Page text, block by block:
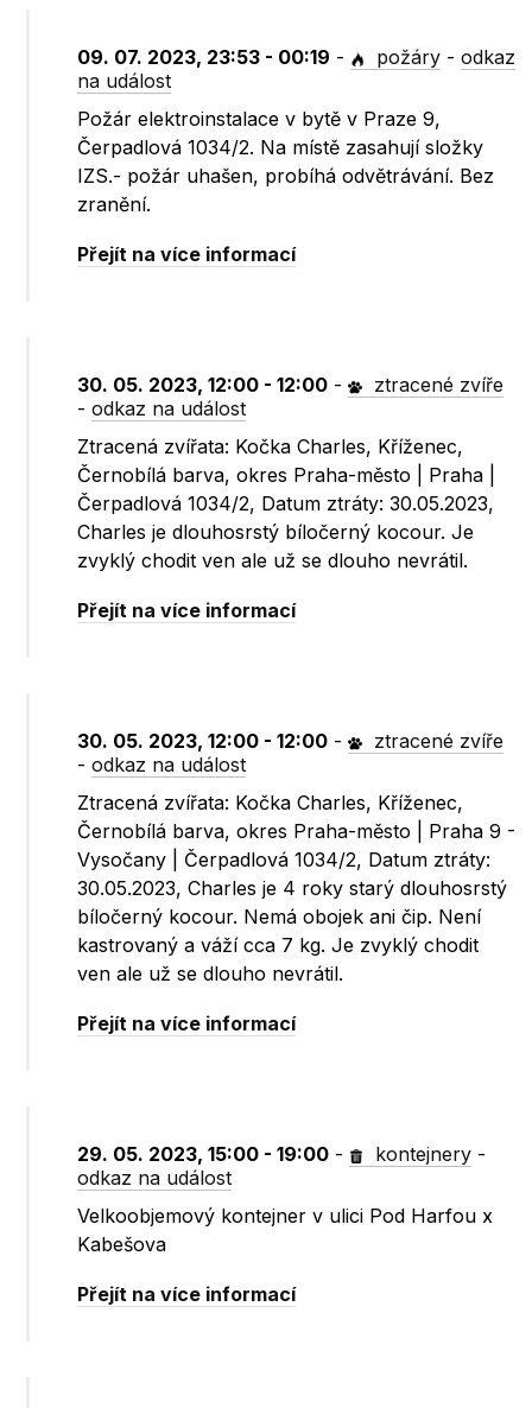
09. 07. 2023, 23:53 - 00:19 - požáry -odkaz
na událost
Požár elektroinstalace v bytě v Praze 9,
Čerpadlová 1034/2. Na místě zasahují složky
IZS.- požár uhašen, probíhá odvětrávání. Bez
zranění.
Přejít na více informací
30. 05. 2023, 12:00 - 12:00 -
ztracené zvíře
-odkaz na událost
Ztracená zvířata: Kočka Charles, Kříženec,
Černobílá barva, okres Praha-město | Praha |
Čerpadlová 1034/2, Datum ztráty: 30.05.2023,
Charles je dlouhosrstý bíločerný kocour. Je
zvyklý chodit ven ale už se dlouho nevrátil.
Přejít na více informací
30. 05. 2023, 12:00 - 12:00 -
ztracené zvíře
-odkaz na událost
Ztracená zvířata: Kočka Charles, Kříženec,
Černobílá barva, okres Praha-město | Praha 9 -
Vysočany | Čerpadlová 1034/2, Datum ztráty:
30.05.2023, Charles je 4 roky starý dlouhosrstý
bíločerný kocour. Nemá obojek ani čip. Není
kastrovaný a váží cca 7 kg. Je zvyklý chodit
ven ale už se dlouho nevrátil.
Přejít na více informací
29. 05. 2023, 15:00 - 19:00 - kontejnery -
odkaz na událost
Velkoobjemový kontejner v ulici Pod Harfou x
Kabešova
Přejít na více informací